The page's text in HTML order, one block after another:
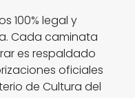
100% legal y
Cada caminata
es respaldado
oficiales
de Cultura del